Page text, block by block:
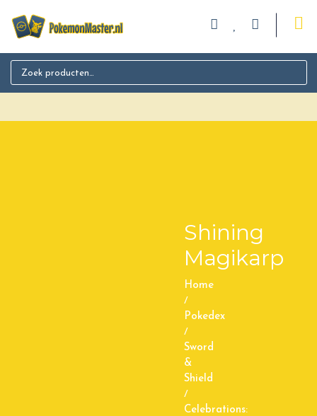
Search for:
Shining
Magikarp
Home
/
Pokedex
/
Sword
&
Shield
/
Celebrations: